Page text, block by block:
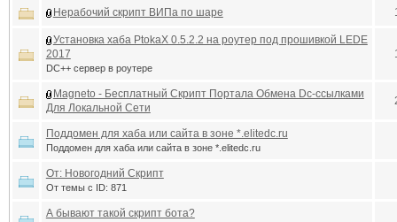
Нерабочий скрипт ВИПа по шаре
Установка хаба PtokaX 0.5.2.2 на роутер под прошивкой LEDE
2017
DC++ сервер в роутере
Magneto - Бесплатный Скрипт Портала Обмена Dc-ссылками
Для Локальной Сети
Поддомен для хаба или сайта в зоне *.elitedc.ru
Поддомен для хаба или сайта в зоне *.elitedc.ru
От: Новогодний Скрипт
От темы с ID: 871
А бывают такой скрипт бота?